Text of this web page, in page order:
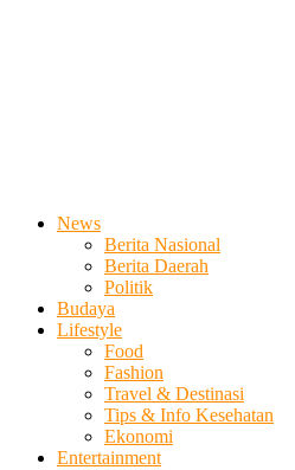
News
Berita Nasional
Berita Daerah
Politik
Budaya
Lifestyle
Food
Fashion
Travel & Destinasi
Tips & Info Kesehatan
Ekonomi
Entertainment